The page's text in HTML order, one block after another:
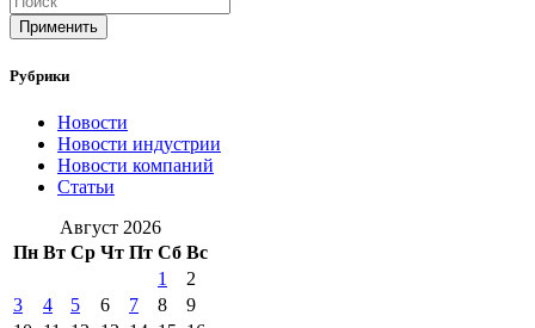
Применить
Рубрики
Новости
Новости индустрии
Новости компаний
Статьи
Август 2026
Пн Вт Ср Чт Пт Сб Вс
1
2
3
4 5 6 7 8
9